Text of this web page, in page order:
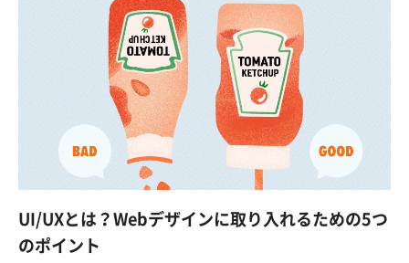
UI/UXとは？Webデザインに取り入れるための5つ
のポイント